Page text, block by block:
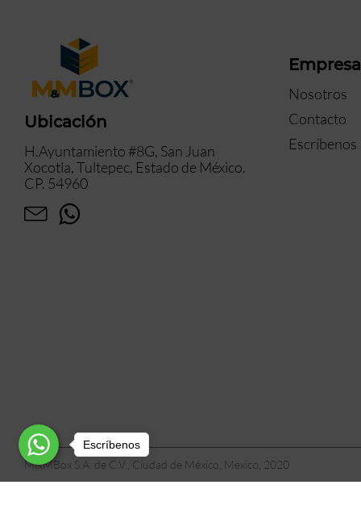
Ubicación
H.Ayuntamiento #8G, San Juan
Xocotla, Tultepec, Estado de México.
CP. 54960
Empresa
Nosotros
Contacto
Escríbenos
M&MBox S.A. de C.V., Ciudad de México, México, 2020
Escríbenos